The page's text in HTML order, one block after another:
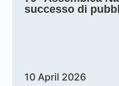
successo di
10 April 2026